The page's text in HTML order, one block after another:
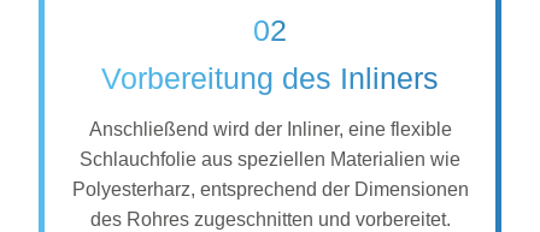
02
Vorbereitung des Inliners
Anschließend wird der Inliner, eine flexible
Schlauchfolie aus speziellen Materialien wie
Polyesterharz, entsprechend der Dimensionen
des Rohres zugeschnitten und vorbereitet.